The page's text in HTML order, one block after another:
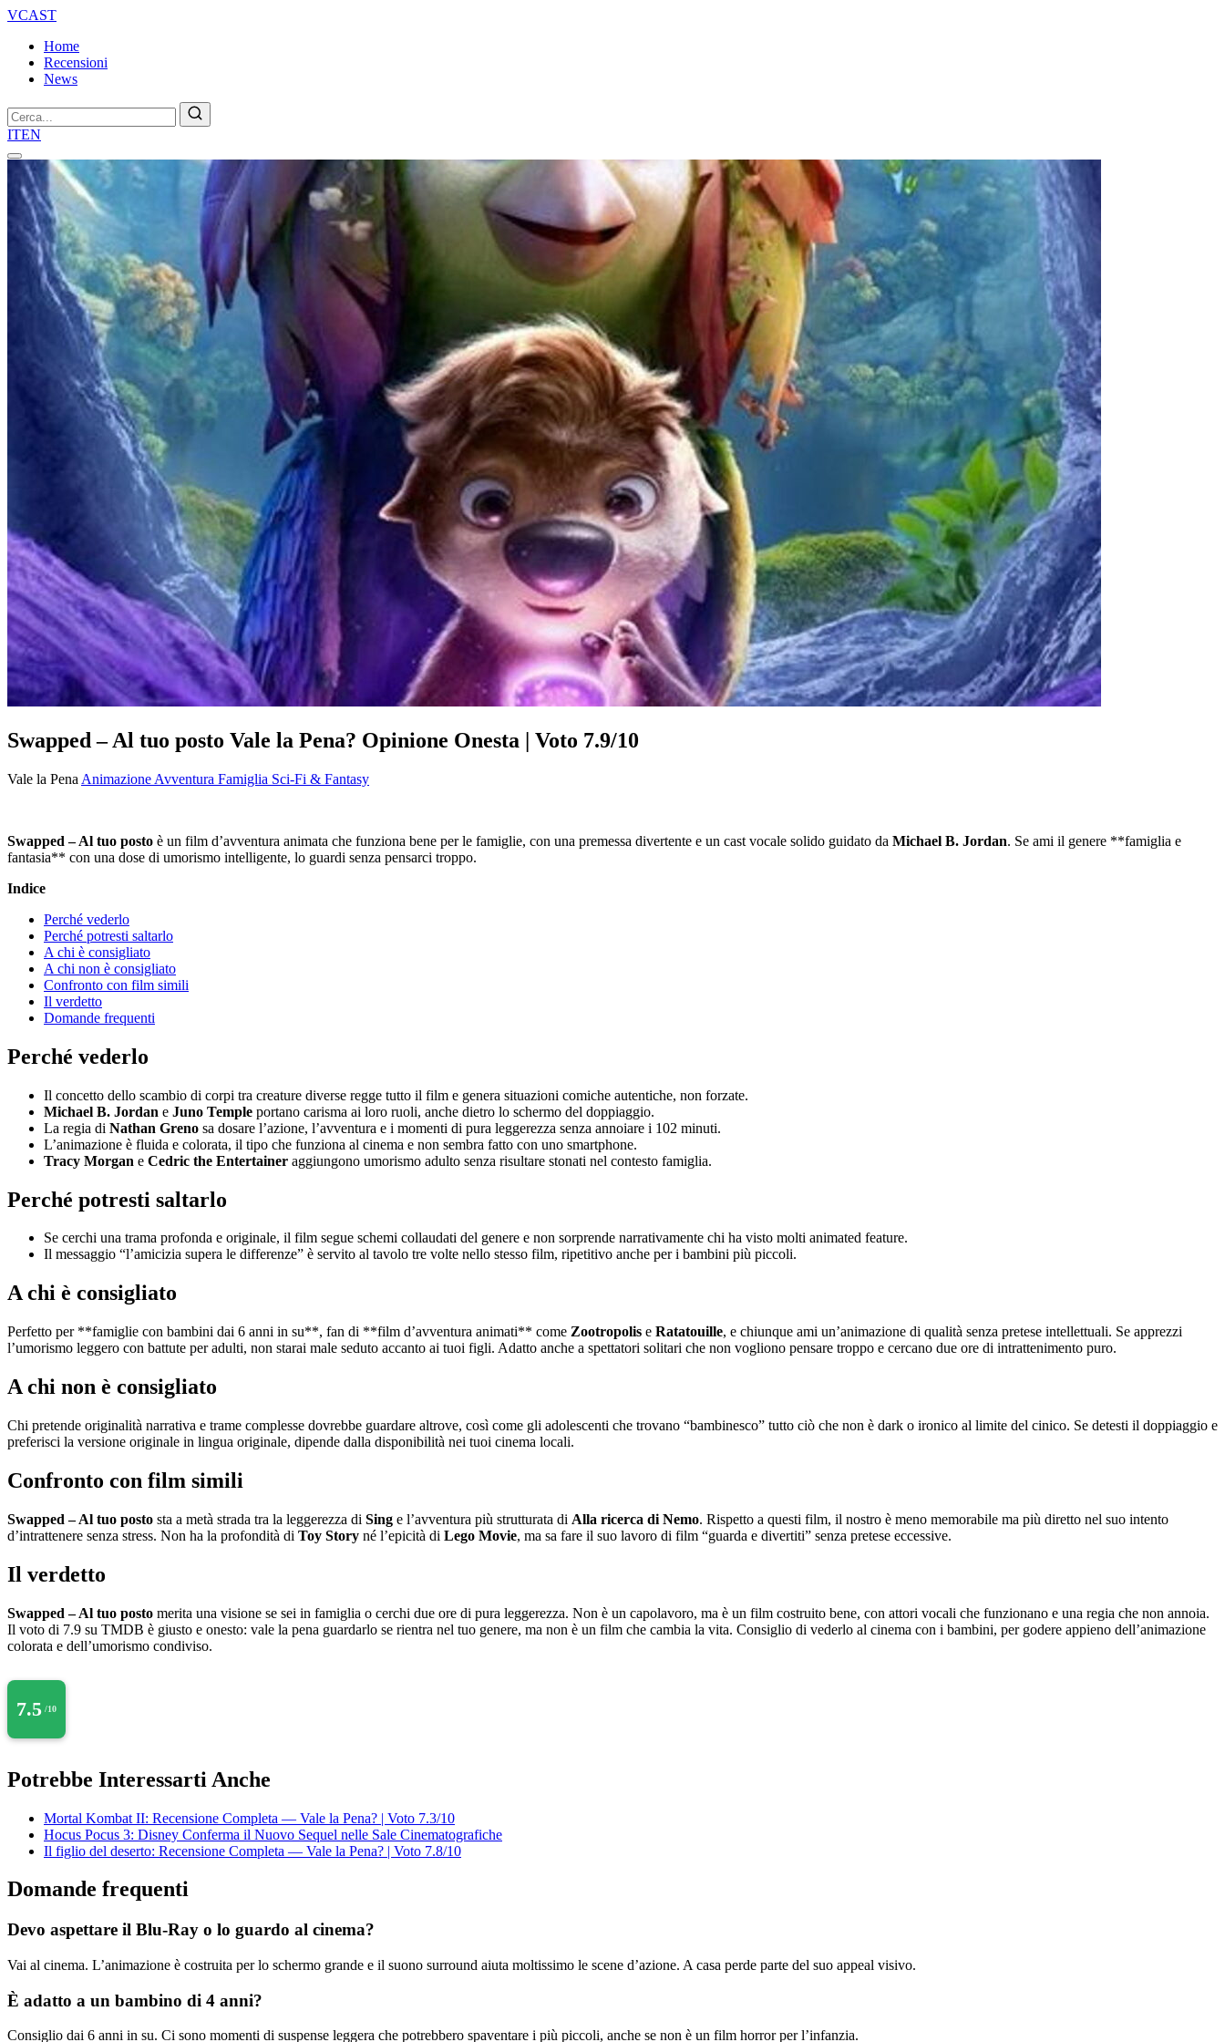
VCAST
Home
Recensioni
News
Cerca
ITEN
Swapped – Al tuo posto Vale la Pena? Opinione Onesta | Voto 7.9/10
Vale la Pena Animazione Avventura Famiglia Sci-Fi & Fantasy
Swapped – Al tuo posto è un film d’avventura animata che funziona bene per le famiglie, con una premessa divertente e un cast vocale solido guidato da Michael B. Jordan. Se ami il genere **famiglia e
fantasia** con una dose di umorismo intelligente, lo guardi senza pensarci troppo.
Indice
Perché vederlo
Perché potresti saltarlo
A chi è consigliato
A chi non è consigliato
Confronto con film simili
Il verdetto
Domande frequenti
Perché vederlo
Il concetto dello scambio di corpi tra creature diverse regge tutto il film e genera situazioni comiche autentiche, non forzate.
Michael B. Jordan e Juno Temple portano carisma ai loro ruoli, anche dietro lo schermo del doppiaggio.
La regia di Nathan Greno sa dosare l’azione, l’avventura e i momenti di pura leggerezza senza annoiare i 102 minuti.
L’animazione è fluida e colorata, il tipo che funziona al cinema e non sembra fatto con uno smartphone.
Tracy Morgan e Cedric the Entertainer aggiungono umorismo adulto senza risultare stonati nel contesto famiglia.
Perché potresti saltarlo
Se cerchi una trama profonda e originale, il film segue schemi collaudati del genere e non sorprende narrativamente chi ha visto molti animated feature.
Il messaggio “l’amicizia supera le differenze” è servito al tavolo tre volte nello stesso film, ripetitivo anche per i bambini più piccoli.
A chi è consigliato
Perfetto per **famiglie con bambini dai 6 anni in su**, fan di **film d’avventura animati** come Zootropolis e Ratatouille, e chiunque ami un’animazione di qualità senza pretese intellettuali. Se apprezzi
l’umorismo leggero con battute per adulti, non starai male seduto accanto ai tuoi figli. Adatto anche a spettatori solitari che non vogliono pensare troppo e cercano due ore di intrattenimento puro.
A chi non è consigliato
Chi pretende originalità narrativa e trame complesse dovrebbe guardare altrove, così come gli adolescenti che trovano “bambinesco” tutto ciò che non è dark o ironico al limite del cinico. Se detesti il doppiaggio e
preferisci la versione originale in lingua originale, dipende dalla disponibilità nei tuoi cinema locali.
Confronto con film simili
Swapped – Al tuo posto sta a metà strada tra la leggerezza di Sing e l’avventura più strutturata di Alla ricerca di Nemo. Rispetto a questi film, il nostro è meno memorabile ma più diretto nel suo intento
d’intrattenere senza stress. Non ha la profondità di Toy Story né l’epicità di Lego Movie, ma sa fare il suo lavoro di film “guarda e divertiti” senza pretese eccessive.
Il verdetto
Swapped – Al tuo posto merita una visione se sei in famiglia o cerchi due ore di pura leggerezza. Non è un capolavoro, ma è un film costruito bene, con attori vocali che funzionano e una regia che non annoia.
Il voto di 7.9 su TMDB è giusto e onesto: vale la pena guardarlo se rientra nel tuo genere, ma non è un film che cambia la vita. Consiglio di vederlo al cinema con i bambini, per godere appieno dell’animazione
colorata e dell’umorismo condiviso.
7.5 /10
Potrebbe Interessarti Anche
Mortal Kombat II: Recensione Completa — Vale la Pena? | Voto 7.3/10
Hocus Pocus 3: Disney Conferma il Nuovo Sequel nelle Sale Cinematografiche
Il figlio del deserto: Recensione Completa — Vale la Pena? | Voto 7.8/10
Domande frequenti
Devo aspettare il Blu-Ray o lo guardo al cinema?
Vai al cinema. L’animazione è costruita per lo schermo grande e il suono surround aiuta moltissimo le scene d’azione. A casa perde parte del suo appeal visivo.
È adatto a un bambino di 4 anni?
Consiglio dai 6 anni in su. Ci sono momenti di suspense leggera che potrebbero spaventare i più piccoli, anche se non è un film horror per l’infanzia.